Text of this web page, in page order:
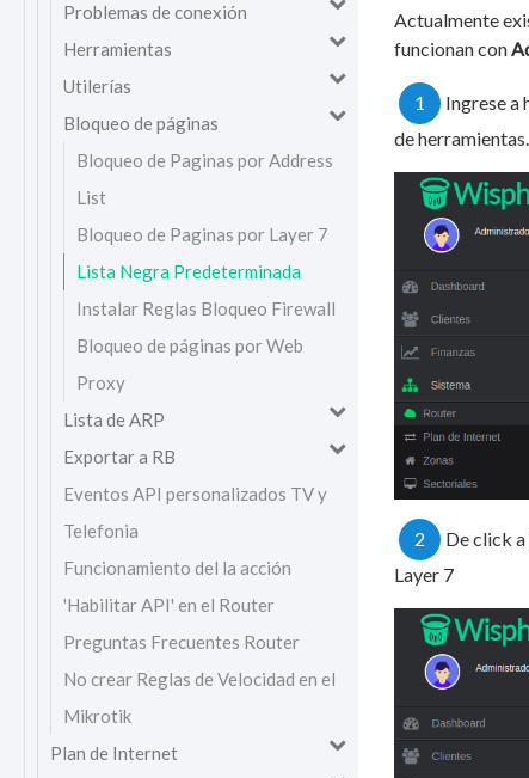
Problemas de conexión
Herramientas
Utilerías
Bloqueo de páginas
Bloqueo de Paginas por Address
List
Bloqueo de Paginas por Layer 7
Lista Negra Predeterminada
Instalar Reglas Bloqueo Firewall
Bloqueo de páginas por Web
Proxy
Lista de ARP
Exportar a RB
Eventos API personalizados TV y
Telefonia
Funcionamiento del la acción
'Habilitar API' en el Router
Preguntas Frecuentes Router
No crear Reglas de Velocidad en el
Mikrotik
Plan de Internet
Actualmente
funcionan con
1
Ingrese a
de herramientas.
2 De click
Layer 7